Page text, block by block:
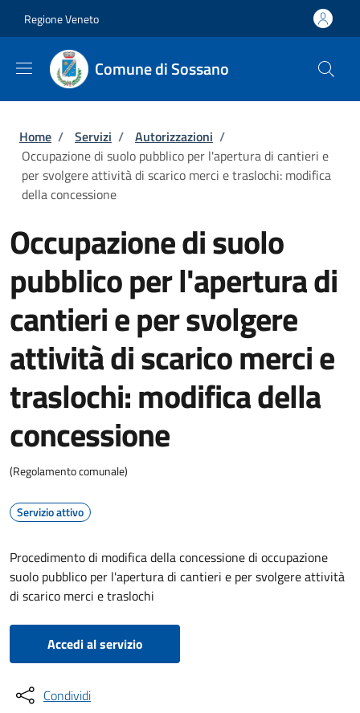
Regione Veneto
Comune di Sossano
Briciole di pane
Home / Servizi / Autorizzazioni /
Occupazione di suolo pubblico per l'apertura di cantieri e
per svolgere attività di scarico merci e traslochi: modifica
della concessione
Occupazione di suolo
pubblico per l'apertura di
cantieri e per svolgere
attività di scarico merci e
traslochi: modifica della
concessione
(Regolamento comunale)
Servizio attivo
Procedimento di modifica della concessione di occupazione
suolo pubblico per l'apertura di cantieri e per svolgere attività
di scarico merci e traslochi
Accedi al servizio
Condividi